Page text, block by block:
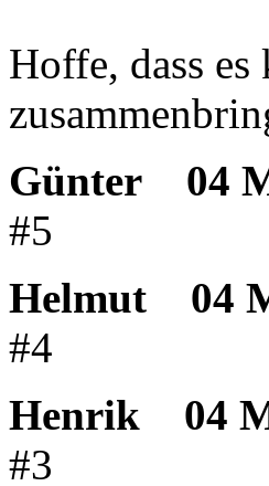
Hoffe, dass
Günter
04
#5
Helmut
04
#4
Henrik
04
#3